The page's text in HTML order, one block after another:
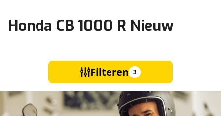
Honda CB 1000 R Nieuw
Filteren 3